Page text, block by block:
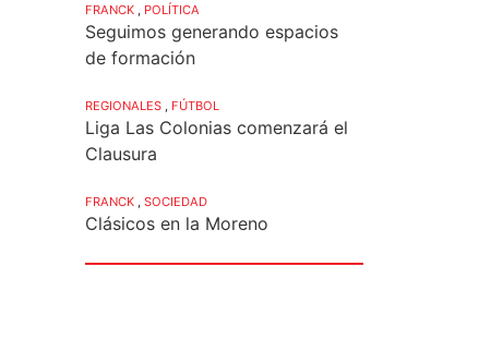
FRANCK POLÍTICA
Seguimos generando espacios
de formación
REGIONALES FÚTBOL
Liga Las Colonias comenzará el
Clausura
FRANCK SOCIEDAD
Clásicos en la Moreno